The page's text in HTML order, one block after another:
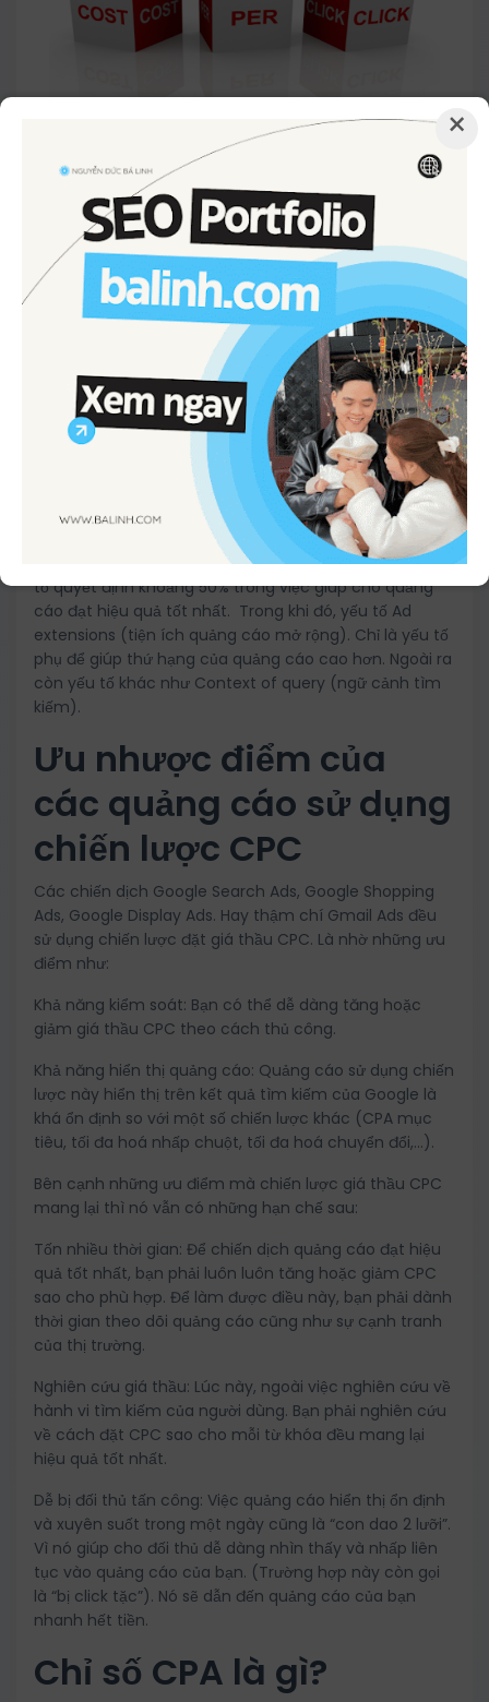
Qua đó CPC được định nghĩa như sau: CPC là số tiền
mà bạn phải chi trả tiền khi khách hàng nhấp chuột
vào quảng cáo. Cụ thể thông qua việc bạn phải “đặt
giá thầu CPC cho mỗi từ khóa” hoặc “đặt giá thầu CPC
tối đa cho nhóm quảng cáo”.
Cách tính giá thầu CPC
trong quảng cáo
Google Ads
Để tăng được thứ hạng (Ad rank) trong chiến dịch
quảng cáo Google Search Ads thì chúng ta dựa vào
Ad Rank = CPC x Quality score + Ad extensions
Từ công thức trên cho chúng ta thấy rằng, CPC là yếu
tố quyết định khoảng 50% trong việc giúp cho quảng
cáo đạt hiệu quả tốt nhất. Trong khi đó, yếu tố Ad
extensions (tiện ích quảng cáo mở rộng). Chỉ là yếu tố
phụ để giúp thứ hạng của quảng cáo cao hơn. Ngoài ra
còn yếu tố khác như Context of query (ngữ cảnh tìm
kiếm).
Ưu nhược điểm của
các quảng cáo sử dụng
chiến lược CPC
Các chiến dịch Google Search Ads, Google Shopping
Ads, Google Display Ads. Hay thậm chí Gmail Ads đều
sử dụng chiến lược đặt giá thầu CPC. Là nhờ những ưu
điểm như:
Khả năng kiểm soát: Bạn có thể dễ dàng tăng hoặc
giảm giá thầu CPC theo cách thủ công.
Khả năng hiển thị quảng cáo: Quảng cáo sử dụng chiến
lược này hiển thị trên kết quả tìm kiếm của Google là
khá ổn định so với một số chiến lược khác (CPA mục
tiêu, tối đa hoá nhấp chuột, tối đa hoá chuyển đổi,…).
Bên cạnh những ưu điểm mà chiến lược giá thầu CPC
mang lại thì nó vẫn có những hạn chế sau:
Tốn nhiều thời gian: Để chiến dịch quảng cáo đạt hiệu
quả tốt nhất, bạn phải luôn luôn tăng hoặc giảm CPC
sao cho phù hợp. Để làm được điều này, bạn phải dành
thời gian theo dõi quảng cáo cũng như sự cạnh tranh
của thị trường.
Nghiên cứu giá thầu: Lúc này, ngoài việc nghiên cứu về
hành vi tìm kiếm của người dùng. Bạn phải nghiên cứu
về cách đặt CPC sao cho mỗi từ khóa đều mang lại
hiệu quả tốt nhất.
Dễ bị đối thủ tấn công: Việc quảng cáo hiển thị ổn định
và xuyên suốt trong một ngày cũng là “con dao 2 lưỡi”.
Vì nó giúp cho đối thủ dễ dàng nhìn thấy và nhấp liên
tục vào quảng cáo của bạn. (Trường hợp này còn gọi
là “bị click tặc”). Nó sẽ dẫn đến quảng cáo của bạn
nhanh hết tiền.
Chỉ số CPA là gì?
×